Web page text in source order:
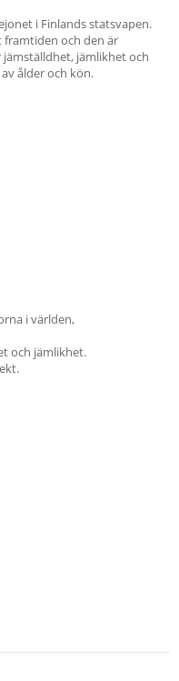
i Finlands statsvapen.
framtiden och den är
jämställdhet, jämlikhet och
ålder och kön.
i världen,
och jämlikhet.